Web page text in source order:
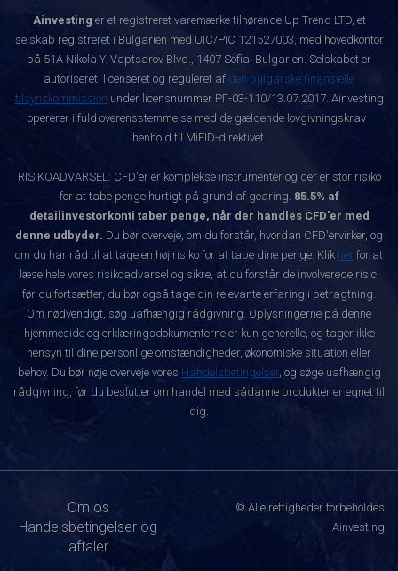
Ainvesting er et registreret varemærke tilhørende Up Trend LTD, et
selskab registreret i Bulgarien med UIC/PIC 121527003, med hovedkontor
på 51A Nikola Y. Vaptsarov Blvd., 1407 Sofia, Bulgarien. Selskabet er
autoriseret, licenseret og reguleret af den bulgarske finansielle
tilsynskommission under licensnummer РГ-03-110/13.07.2017. Ainvesting
opererer i fuld overensstemmelse med de gældende lovgivningskrav i
henhold til MiFID-direktivet.
RISIKOADVARSEL: CFD'er er komplekse instrumenter og der er stor risiko
for at tabe penge hurtigt på grund af gearing. 85.5% af
detailinvestorkonti taber penge, når der handles CFD'er med
denne udbyder. Du bør overveje, om du forstår, hvordan CFD'ervirker, og
om du har råd til at tage en høj risiko for at tabe dine penge. Klik her for at
læse hele vores risikoadvarsel og sikre, at du forstår de involverede risici
før du fortsætter, du bør også tage din relevante erfaring i betragtning.
Om nødvendigt, søg uafhængig rådgivning. Oplysningerne på denne
hjemmeside og erklæringsdokumenterne er kun generelle, og tager ikke
hensyn til dine personlige omstændigheder, økonomiske situation eller
behov. Du bør nøje overveje vores Handelsbetingelser, og søge uafhængig
rådgivning, før du beslutter om handel med sådanne produkter er egnet til
dig.
Om os
Handelsbetingelser og
aftaler
© Alle rettigheder forbeholdes
Ainvesting